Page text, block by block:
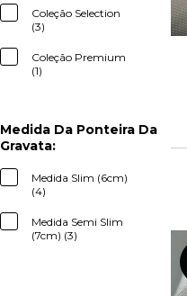
Coleção Selection
(3)
Coleção Premium
(1)
Medida Da Ponteira Da
Gravata:
Medida Slim (6cm)
(4)
Medida Semi Slim
(7cm) (3)